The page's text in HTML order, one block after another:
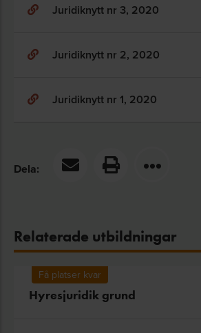
Juridiknytt nr 3, 2020
Juridiknytt nr 2, 2020
Juridiknytt nr 1, 2020
Dela:
Relaterade utbildningar
Få platser kvar
Hyresjuridik grund